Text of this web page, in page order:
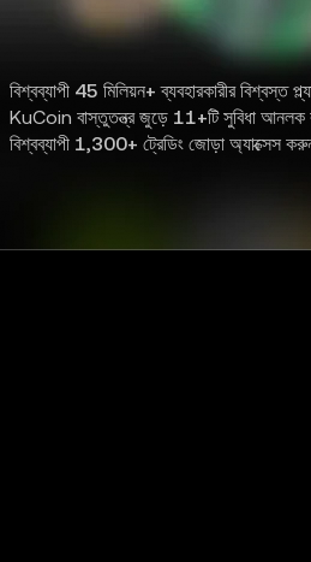
বিশ্বব্যাপী 45 মিলিয়ন+ ব্যবহারকারীর বিশ্বস্ত
KuCoin বাস্তুতন্ত্র জুড়ে 11+টি সুবিধা
বিশ্বব্যাপী 1,300+ ট্রেডিং জোড়া অ্যাক্সেস